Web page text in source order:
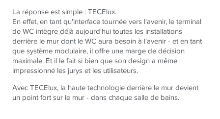
La réponse est simple : TECElux.
En effet, en tant qu'interface tournée vers l'avenir, le terminal
de WC intègre déjà aujourd'hui toutes les installations
derrière le mur dont le WC aura besoin à l'avenir - et en tant
que système modulaire, il offre une marge de décision
maximale. Et il le fait si bien que son design a même
impressionné les jurys et les utilisateurs.
Avec TECElux, la haute technologie derrière le mur devient
un point fort sur le mur - dans chaque salle de bains.